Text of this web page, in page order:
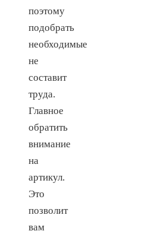
поэтому
подобрать
необходимые
не
составит
труда.
Главное
обратить
внимание
на
артикул.
Это
позволит
вам